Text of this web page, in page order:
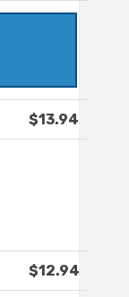
$13.94
$12.94